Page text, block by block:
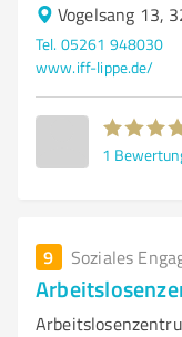
Vogelsang 13,
Tel. 05261 948030
www.iff-lippe.de/
1
9 Soziales